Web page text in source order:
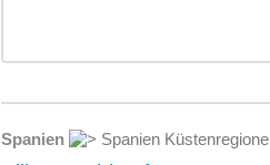
Spanien Spanien